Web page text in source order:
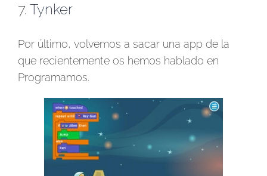
7. Tynker
Por último, volvemos a sacar una app de la
que recientemente os hemos hablado en
Programamos.